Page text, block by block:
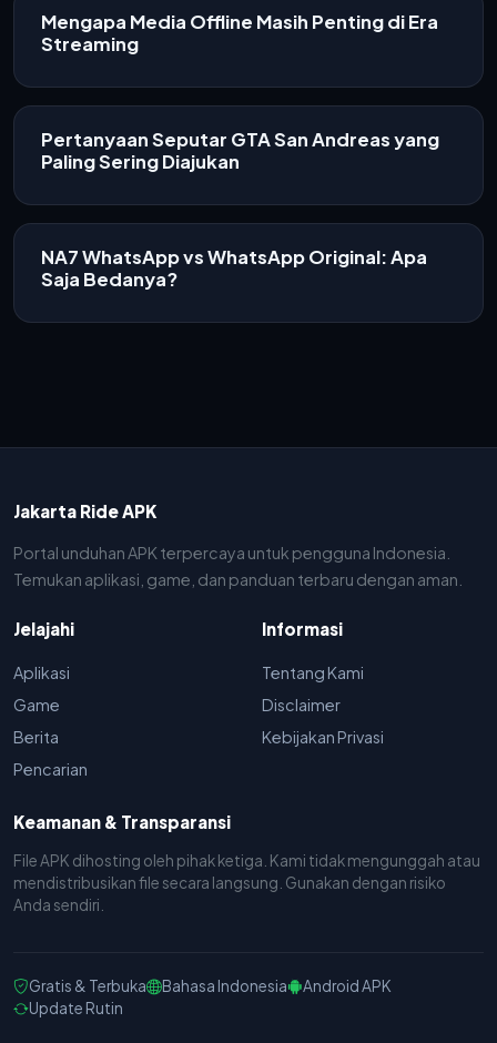
Mengapa Media Offline Masih Penting di Era
Streaming
Pertanyaan Seputar GTA San Andreas yang
Paling Sering Diajukan
NA7 WhatsApp vs WhatsApp Original: Apa
Saja Bedanya?
Jakarta Ride APK
Portal unduhan APK terpercaya untuk pengguna Indonesia.
Temukan aplikasi, game, dan panduan terbaru dengan aman.
Jelajahi
Aplikasi
Game
Berita
Pencarian
Informasi
Tentang Kami
Disclaimer
Kebijakan Privasi
Keamanan & Transparansi
File APK dihosting oleh pihak ketiga. Kami tidak mengunggah atau
mendistribusikan file secara langsung. Gunakan dengan risiko
Anda sendiri.
Gratis & Terbuka Bahasa Indonesia
Android APK
Update Rutin